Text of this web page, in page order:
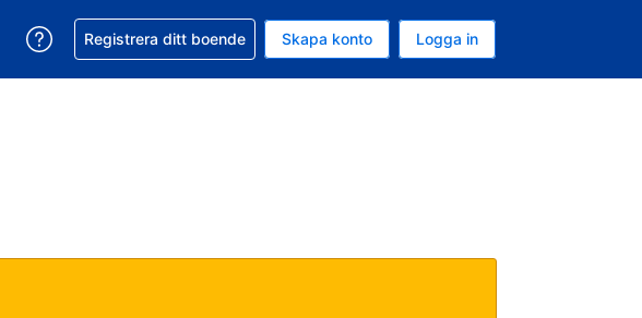
nuvarande valuta är Svenska kronor
språk. Ditt nuvarande språk är Svenska
Få hjälp med din bokning
Registrera ditt boende Skapa konto Logga in